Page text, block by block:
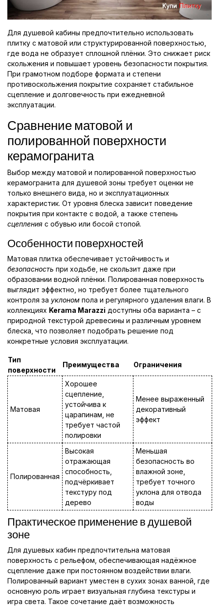
Для душевой кабины предпочтительно использовать
плитку с матовой или структурированной поверхностью,
где вода не образует сплошной плёнки. Это снижает риск
скольжения и повышает уровень безопасности покрытия.
При грамотном подборе формата и степени
противоскольжения покрытие сохраняет стабильное
сцепление и долговечность при ежедневной
эксплуатации.
Сравнение матовой и
полированной поверхности
керамогранита
Выбор между матовой и полированной поверхностью
керамогранита для душевой зоны требует оценки не
только внешнего вида, но и эксплуатационных
характеристик. От уровня блеска зависит поведение
покрытия при контакте с водой, а также степень
сцепления с обувью или босой стопой.
Особенности поверхностей
Матовая плитка обеспечивает устойчивость и
безопасность при ходьбе, не скользит даже при
образовании водной плёнки. Полированная поверхность
выглядит эффектно, но требует более тщательного
контроля за уклоном пола и регулярного удаления влаги. В
коллекциях Kerama Marazzi доступны оба варианта – с
природной текстурой древесины и различным уровнем
блеска, что позволяет подобрать решение под
конкретные условия эксплуатации.
Тип
поверхности
Преимущества Ограничения
Матовая
Хорошее
сцепление,
устойчива к
царапинам, не
требует частой
полировки
Менее выраженный
декоративный
эффект
Полированная
Высокая
отражающая
способность,
подчёркивает
текстуру под
дерево
Меньшая
безопасность во
влажной зоне,
требует точного
уклона для отвода
воды
Практическое применение в душевой
зоне
Для душевых кабин предпочтительна матовая
поверхность с рельефом, обеспечивающая надёжное
сцепление даже при постоянном воздействии влаги.
Полированный вариант уместен в сухих зонах ванной, где
основную роль играет визуальная глубина текстуры и
игра света. Такое сочетание даёт возможность